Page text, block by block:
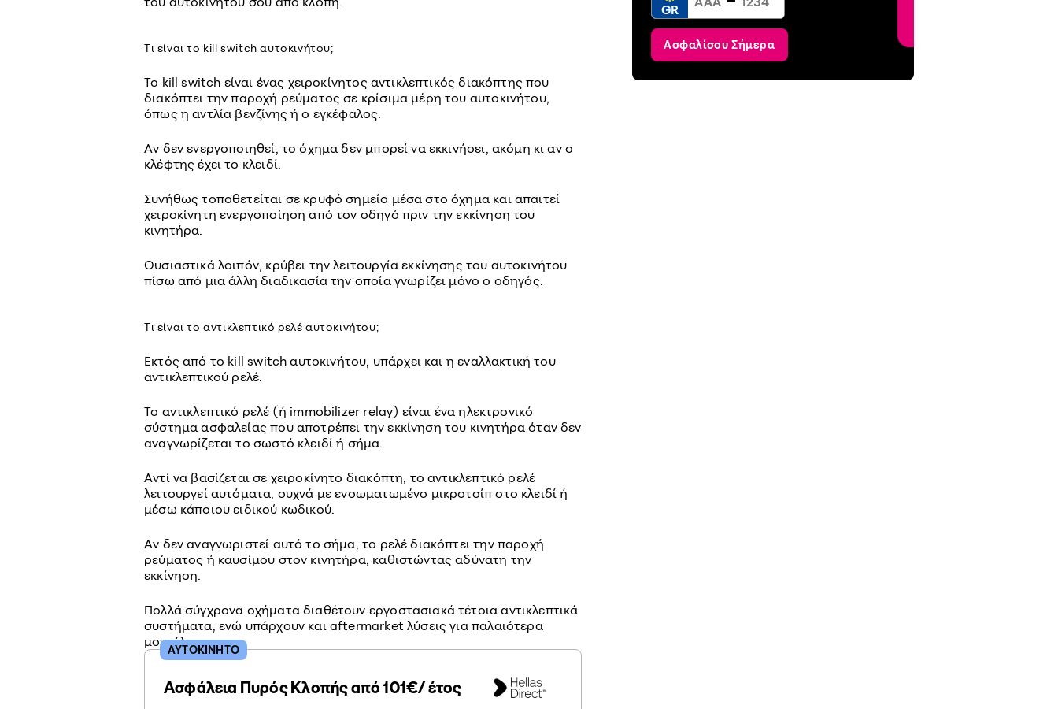
Τι είναι το kill switch αυτοκινήτου;
Το kill switch είναι ένας χειροκίνητος αντικλεπτικός διακόπτης που
διακόπτει την παροχή ρεύματος σε κρίσιμα μέρη του αυτοκινήτου,
όπως η αντλία βενζίνης ή ο εγκέφαλος.
Αν δεν ενεργοποιηθεί, το όχημα δεν μπορεί να εκκινήσει, ακόμη κι αν ο
κλέφτης έχει το κλειδί.
Συνήθως τοποθετείται σε κρυφό σημείο μέσα στο όχημα και απαιτεί
χειροκίνητη ενεργοποίηση από τον οδηγό πριν την εκκίνηση του
κινητήρα.
Ουσιαστικά λοιπόν, κρύβει την λειτουργία εκκίνησης του αυτοκινήτου
πίσω από μια άλλη διαδικασία την οποία γνωρίζει μόνο ο οδηγός.
Τι είναι το αντικλεπτικό ρελέ αυτοκινήτου;
Εκτός από το kill switch αυτοκινήτου, υπάρχει και η εναλλακτική του
αντικλεπτικού ρελέ.
Το αντικλεπτικό ρελέ (ή immobilizer relay) είναι ένα ηλεκτρονικό
σύστημα ασφαλείας που αποτρέπει την εκκίνηση του κινητήρα όταν δεν
αναγνωρίζεται το σωστό κλειδί ή σήμα.
Αντί να βασίζεται σε χειροκίνητο διακόπτη, το αντικλεπτικό ρελέ
λειτουργεί αυτόματα, συχνά με ενσωματωμένο μικροτσίπ στο κλειδί ή
μέσω κάποιου ειδικού κωδικού.
Αν δεν αναγνωριστεί αυτό το σήμα, το ρελέ διακόπτει την παροχή
ρεύματος ή καυσίμου στον κινητήρα, καθιστώντας αδύνατη την
εκκίνηση.
Πολλά σύγχρονα οχήματα διαθέτουν εργοστασιακά τέτοια αντικλεπτικά
συστήματα, ενώ υπάρχουν και aftermarket λύσεις για παλαιότερα
μοντέλα.
Ασφάλεια Πυρός Κλοπής από 101€/ έτος
ΑΥΤΟΚΙΝΗΤΟ
GR
Ασφαλίσου Σήμερα